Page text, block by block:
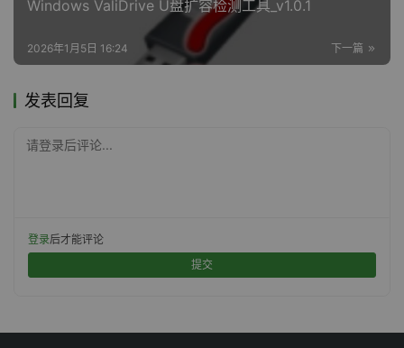
Windows ValiDrive U盘扩容检测工具_v1.0.1
下一篇
2026年1月5日 16:24
发表回复
请登录后评论...
登录后才能评论
提交